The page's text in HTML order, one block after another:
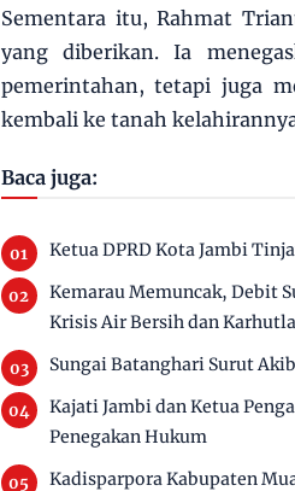
Sementara itu, Rahmat
yang diberikan. Ia
pemerintahan, tetapi juga
kembali ke tanah
Baca juga:
Ketua DPRD Kota Jambi
Kemarau Memuncak, Debit
Krisis Air Bersih dan Karhutla
Sungai Batanghari Surut
Kajati Jambi dan Ketua
Penegakan Hukum
Kadisparpora Kabupaten